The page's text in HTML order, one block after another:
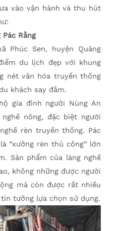
vào vận hành và thu hút
Rằng
Phúc Sen, huyện Quảng
du lịch đẹp với khung
nét văn hóa truyền thống
khách say đắm.
gia đình người Nùng An
nông, đặc biệt người
rèn truyền thống. Pác
“xưởng rèn thủ công” lớn
Sản phẩm của làng nghề
không những được người
mà còn được rất nhiều
tưởng lựa chọn sử dụng.